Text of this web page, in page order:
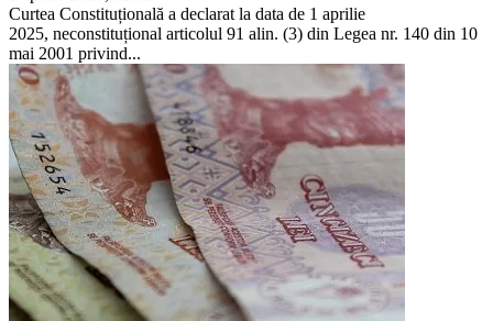
Curtea Constituțională a declarat la data de 1 aprilie
2025, neconstituțional articolul 91 alin. (3) din Legea nr. 140 din 10
mai 2001 privind...